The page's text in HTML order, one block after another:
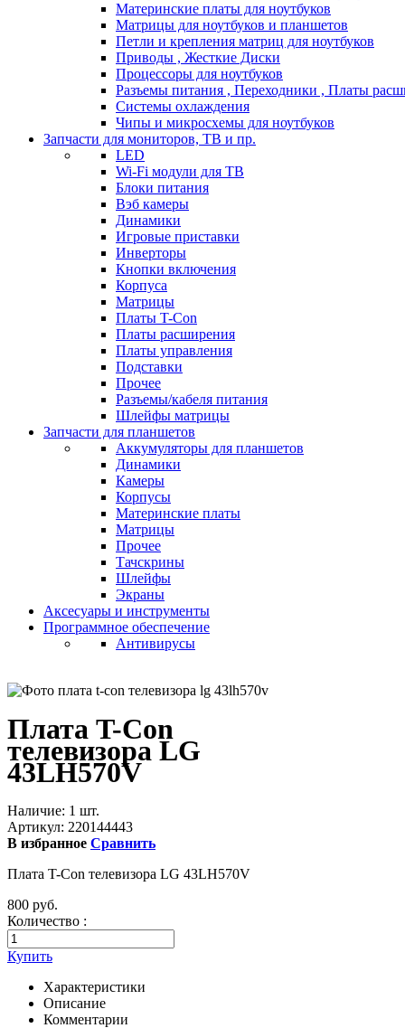
Материнские платы для ноутбуков
Матрицы для ноутбуков и планшетов
Петли и крепления матриц для ноутбуков
Приводы , Жесткие Диски
Процессоры для ноутбуков
Разъемы питания , Переходники , Платы
Системы охлаждения
Чипы и микросхемы для ноутбуков
Запчасти для мониторов, ТВ и пр.
LED
Wi-Fi модули для ТВ
Блоки питания
Вэб камеры
Динамики
Игровые приставки
Инверторы
Кнопки включения
Корпуса
Матрицы
Платы T-Con
Платы расширения
Платы управления
Подставки
Прочее
Разъемы/кабеля питания
Шлейфы матрицы
Запчасти для планшетов
Аккумуляторы для планшетов
Динамики
Камеры
Корпусы
Материнские платы
Матрицы
Прочее
Тачскрины
Шлейфы
Экраны
Аксесуары и инструменты
Программное обеспечение
Антивирусы
Плата T-Con
телевизора LG
43LH570V
Наличие: 1 шт.
Артикул: 220144443
В избранное Сравнить
Плата T-Con телевизора LG 43LH570V
800 руб.
Количество :
Купить
Характеристики
Описание
Комментарии